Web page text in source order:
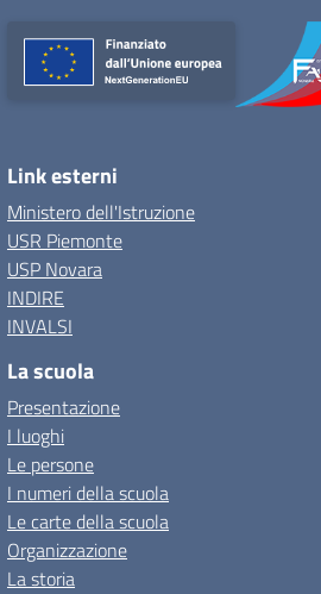
Link esterni
Ministero dell'Istruzione
USR Piemonte
USP Novara
INDIRE
INVALSI
La scuola
Presentazione
I luoghi
Le persone
I numeri della scuola
Le carte della scuola
Organizzazione
La storia